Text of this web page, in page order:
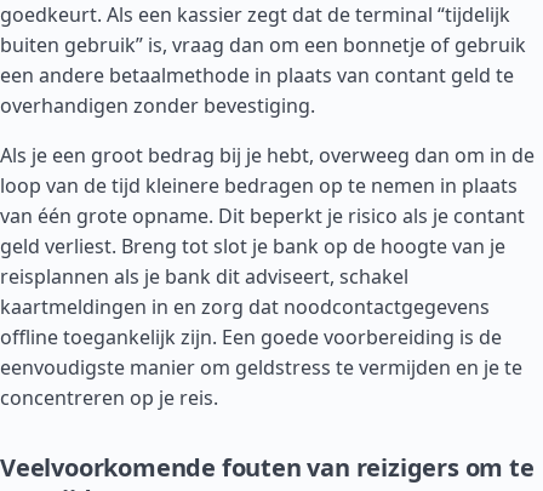
goedkeurt. Als een kassier zegt dat de terminal “tijdelijk
buiten gebruik” is, vraag dan om een bonnetje of gebruik
een andere betaalmethode in plaats van contant geld te
overhandigen zonder bevestiging.
Als je een groot bedrag bij je hebt, overweeg dan om in de
loop van de tijd kleinere bedragen op te nemen in plaats
van één grote opname. Dit beperkt je risico als je contant
geld verliest. Breng tot slot je bank op de hoogte van je
reisplannen als je bank dit adviseert, schakel
kaartmeldingen in en zorg dat noodcontactgegevens
offline toegankelijk zijn. Een goede voorbereiding is de
eenvoudigste manier om geldstress te vermijden en je te
concentreren op je reis.
Veelvoorkomende fouten van reizigers om te